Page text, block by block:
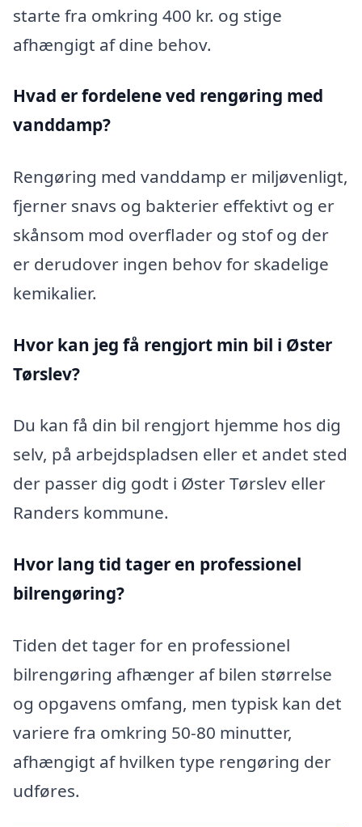
starte fra omkring 400 kr. og stige
afhængigt af dine behov.
Hvad er fordelene ved rengøring med
vanddamp?
Rengøring med vanddamp er miljøvenligt,
fjerner snavs og bakterier effektivt og er
skånsom mod overflader og stof og der
er derudover ingen behov for skadelige
kemikalier.
Hvor kan jeg få rengjort min bil i Øster
Tørslev?
Du kan få din bil rengjort hjemme hos dig
selv, på arbejdspladsen eller et andet sted
der passer dig godt i Øster Tørslev eller
Randers kommune.
Hvor lang tid tager en professionel
bilrengøring?
Tiden det tager for en professionel
bilrengøring afhænger af bilen størrelse
og opgavens omfang, men typisk kan det
variere fra omkring 50-80 minutter,
afhængigt af hvilken type rengøring der
udføres.